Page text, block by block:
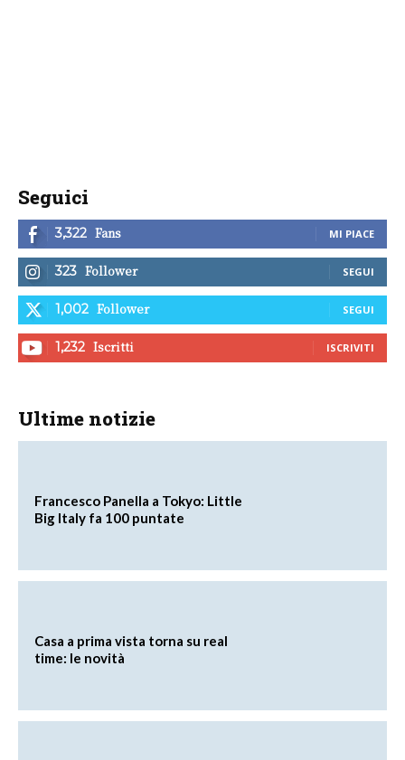
Seguici
3,322 Fans MI PIACE
323 Follower SEGUI
1,002 Follower SEGUI
1,232 Iscritti ISCRIVITI
Ultime notizie
Francesco Panella a Tokyo: Little
Big Italy fa 100 puntate
Casa a prima vista torna su real
time: le novità